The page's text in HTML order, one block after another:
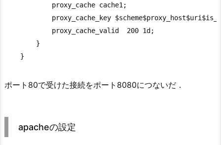
            proxy_cache cache1;
proxy_cache_key
            proxy_cache_valid  200 1d;
        }
ポート80で受けた接続をポート8080につないだ．
apacheの設定